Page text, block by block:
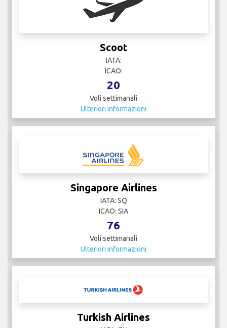
Scoot
IATA:
ICAO:
20
Voli settimanali
Ulteriori informazioni
Singapore Airlines
IATA: SQ
ICAO: SIA
76
Voli settimanali
Ulteriori informazioni
Turkish Airlines